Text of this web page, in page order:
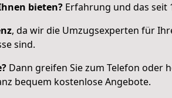
bieten? Erfahrung und das seit
, da wir die Umzugsexperten für
sind.
Dann greifen Sie zum Telefon oder
bequem kostenlose Angebote.